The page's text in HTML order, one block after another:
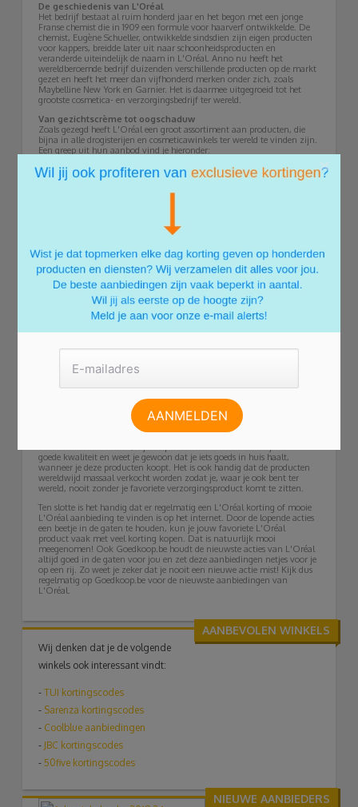
De geschiedenis van L'Oréal
Het bedrijf bestaat al ruim honderd jaar en het begon met een jonge
Franse chemist die in 1909 een formule voor haarverf ontwikkelde. De
chemist, Eugène Schueller, ontwikkelde sindsdien zijn eigen producten
voor kappers, breidde later uit naar schoonheidsproducten en
veranderde uiteindelijk de naam in L'Oréal. Anno nu heeft het
wereldberoemde bedrijf duizenden verschillende producten op de markt
gezet en heeft het meer dan vijfhonderd merken onder zich, zoals
Maybelline New York en Garnier. Het is daarmee uitgegroeid tot het
grootste cosmetica- en verzorgingsbedrijf ter wereld.
Van gezichtscrème tot oogschaduw
Zoals gezegd heeft L'Oréal een groot assortiment aan producten, die
bijna in alle drogisterijen en cosmeticawinkels ter wereld te vinden zijn.
Een greep uit hun aanbod vind je hieronder:
L'Oréal make-up
L'Oréal haarkleuren
L'Oréal shampoo
L'Oréal zonnebrandcrème
L'Oréal scrub
L'Oréal haarspray
L'Oréal voor professionals
Speciaal voor kapsalons en andere professionals heeft L'Oréal het merk
L'Oréal professional gelanceerd. Dit merk ontwikkelt producten voor de
veeleisende experts en het merk wordt dan ook veel vertegenwoordigd
ervoor model staan, zoals het Nederlandse model Doutzen Kroes en
Hollywoodactrice Julia Roberts. Behalve producten voor professionals,
heeft L'Oréal ook speciaal voor mannen producten ontwikkeld onder
de naam L'Oréal Men Expert. Denk daarbij aan producten als shower
gel, baardverzorging, aftershaves en diverse crèmes en gels.
Het voordeel van L'Oréal
goede kwaliteit en weet je gewoon dat je iets goeds in huis haalt,
wanneer je deze producten koopt. Het is ook handig dat de producten
wereldwijd massaal verkocht worden zodat je, waar je ook bent ter
wereld, nooit zonder je favoriete verzorgingsproduct komt te zitten.
Ten slotte is het handig dat er regelmatig een L'Oréal korting of mooie
L'Oréal aanbieding te vinden is op het internet. Door de lopende acties
een beetje in de gaten te houden, kun je jouw favoriete L'Oréal
product vaak met veel korting kopen. Dat is natuurlijk mooi
meegenomen! Ook Goedkoop.be houdt de nieuwste acties van L'Oréal
altijd goed in de gaten voor jou en zet deze aanbiedingen netjes voor je
op een rij. Zo weet je zeker dat je nooit een nieuwe actie mist! Kijk dus
regelmatig op Goedkoop.be voor de nieuwste aanbiedingen van
L'Oréal.
AANBEVOLEN WINKELS
Wij denken dat je de volgende
winkels ook interessant vindt:
-TUI kortingscodes
- Sarenza kortingscodes
- Coolblue aanbiedingen
- JBC kortingscodes
-50five kortingscodes
NIEUWE AANBIEDERS
×